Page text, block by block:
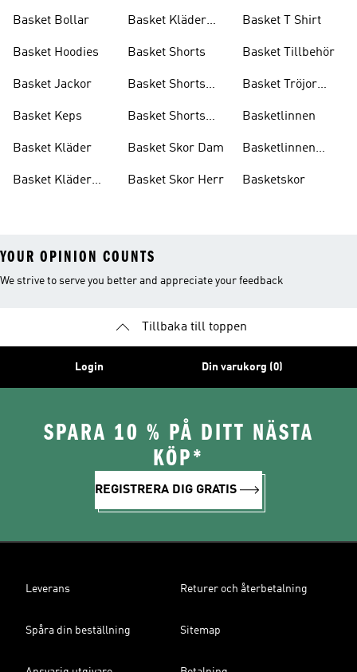
Basket Bollar
Basket Hoodies
Basket Jackor
Basket Keps
Basket Kläder
Basket Kläder
Basket Kläder
Basket Shorts
Basket Shorts
Basket Shorts
Basket Skor Dam
Basket Skor Herr
Basket T Shirt
Basket Tillbehör
Basket Tröjor
Basketlinnen
Basketlinnen
Basketskor
YOUR OPINION COUNTS
We strive to serve you better and appreciate your feedback
Tillbaka till toppen
Login Din varukorg (0)
SPARA 10 % PÅ DITT NÄSTA
KÖP*
REGISTRERA DIG GRATIS
Leverans Returer och återbetalning
Spåra din beställning Sitemap